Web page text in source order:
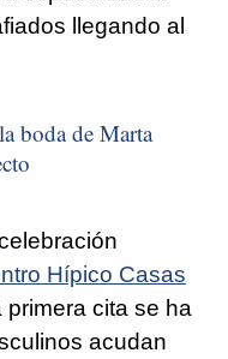
llegando al
boda de Marta
Hípico Casas
primera cita se ha
acudan